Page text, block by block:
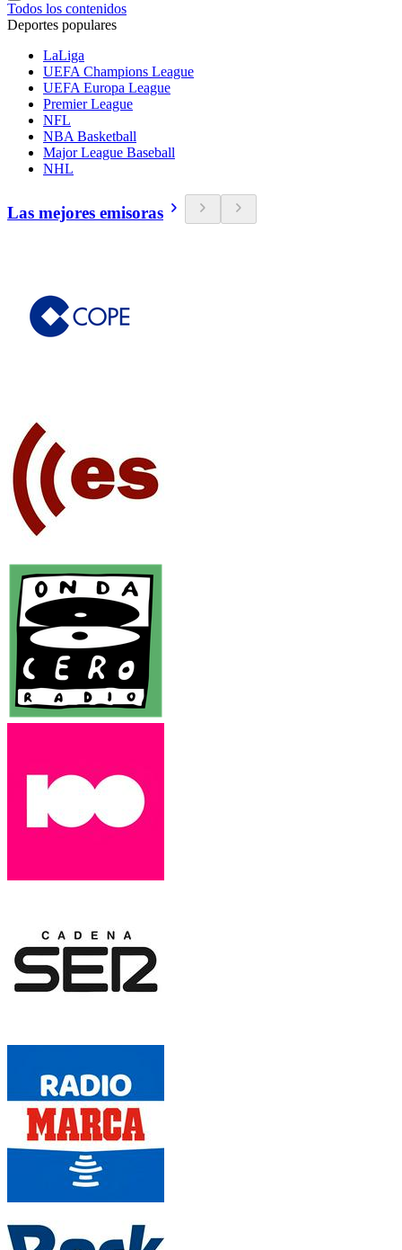
Todos los contenidos
Deportes populares
LaLiga
UEFA Champions League
UEFA Europa League
Premier League
NFL
NBA Basketball
Major League Baseball
NHL
Las mejores emisoras